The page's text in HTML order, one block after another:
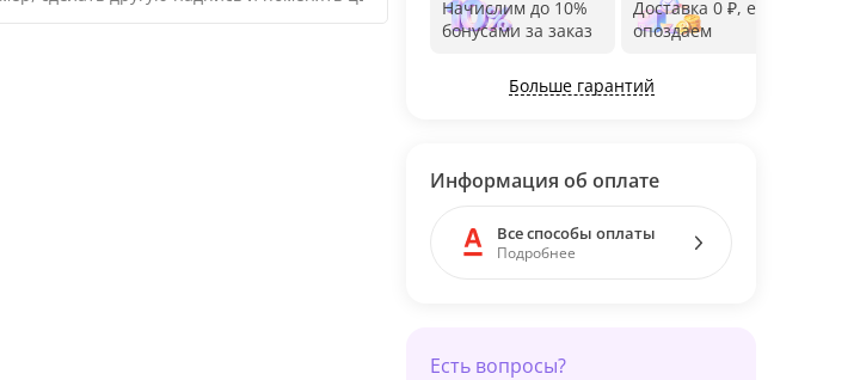
Начислим до 10%
бонусами за заказ
Доставка 0 ₽, если
опоздаем
Больше гарантий
Информация об оплате
Все способы оплаты
Подробнее
Есть вопросы?